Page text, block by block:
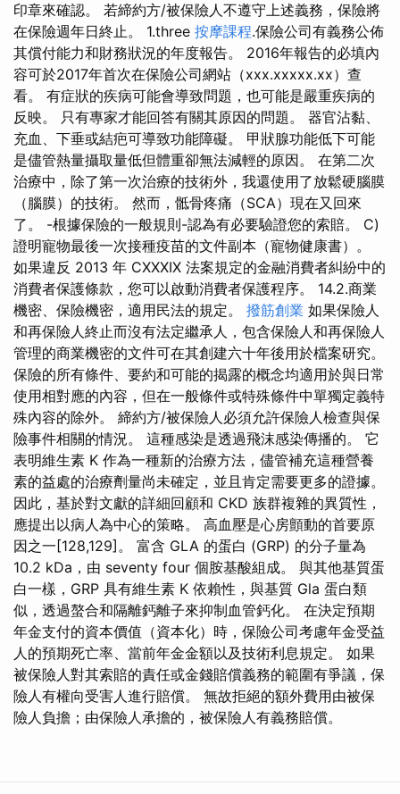
印章來確認。 若締約方/被保險人不遵守上述義務，保險將
在保險週年日終止。 1.three 按摩課程.保險公司有義務公佈
其償付能力和財務狀況的年度報告。 2016年報告的必填內
容可於2017年首次在保險公司網站（xxx.xxxxx.xx）查
看。 有症狀的疾病可能會導致問題，也可能是嚴重疾病的
反映。 只有專家才能回答有關其原因的問題。 器官沾黏、
充血、下垂或結疤可導致功能障礙。 甲狀腺功能低下可能
是儘管熱量攝取量低但體重卻無法減輕的原因。 在第二次
治療中，除了第一次治療的技術外，我還使用了放鬆硬腦膜
（腦膜）的技術。 然而，骶骨疼痛（SCA）現在又回來
了。 -根據保險的一般規則-認為有必要驗證您的索賠。 C)
證明寵物最後一次接種疫苗的文件副本（寵物健康書）。
如果違反 2013 年 CXXXIX 法案規定的金融消費者糾紛中的
消費者保護條款，您可以啟動消費者保護程序。 14.2.商業
機密、保險機密，適用民法的規定。 撥筋創業 如果保險人
和再保險人終止而沒有法定繼承人，包含保險人和再保險人
管理的商業機密的文件可在其創建六十年後用於檔案研究。
保險的所有條件、要約和可能的揭露的概念均適用於與日常
使用相對應的內容，但在一般條件或特殊條件中單獨定義特
殊內容的除外。 締約方/被保險人必須允許保險人檢查與保
險事件相關的情況。 這種感染是透過飛沫感染傳播的。 它
表明維生素 K 作為一種新的治療方法，儘管補充這種營養
素的益處的治療劑量尚未確定，並且肯定需要更多的證據。
因此，基於對文獻的詳細回顧和 CKD 族群複雜的異質性，
應提出以病人為中心的策略。 高血壓是心房顫動的首要原
因之一[128,129]。 富含 GLA 的蛋白 (GRP) 的分子量為
10.2 kDa，由 seventy four 個胺基酸組成。 與其他基質蛋
白一樣，GRP 具有維生素 K 依賴性，與基質 Gla 蛋白類
似，透過螯合和隔離鈣離子來抑制血管鈣化。 在決定預期
年金支付的資本價值（資本化）時，保險公司考慮年金受益
人的預期死亡率、當前年金金額以及技術利息規定。 如果
被保險人對其索賠的責任或金錢賠償義務的範圍有爭議，保
險人有權向受害人進行賠償。 無故拒絕的額外費用由被保
險人負擔；由保險人承擔的，被保險人有義務賠償。